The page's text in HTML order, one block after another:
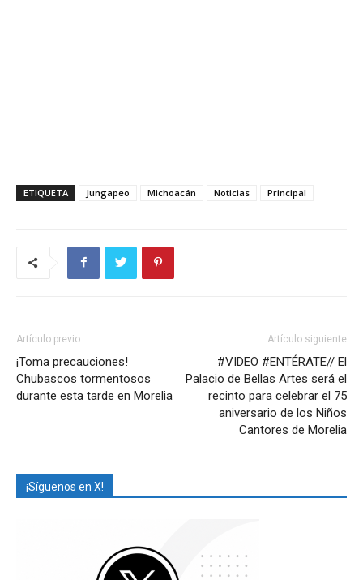
ETIQUETA Jungapeo Michoacán Noticias Principal
Artículo previo
¡Toma precauciones!
Chubascos tormentosos
durante esta tarde en Morelia
Artículo siguiente
#VIDEO #ENTÉRATE// El
Palacio de Bellas Artes será el
recinto para celebrar el 75
aniversario de los Niños
Cantores de Morelia
¡Síguenos en X!